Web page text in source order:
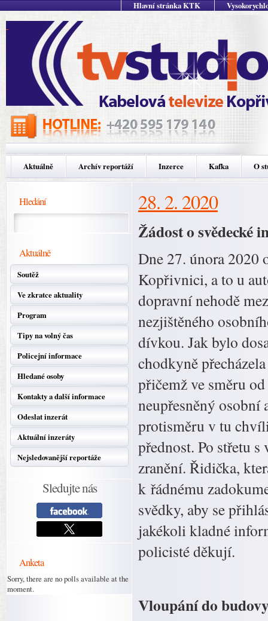
Hlavní stránka KTK
Aktuálně Archív reportáží Inzerce Kafka O
Hledání
Aktuálně
Soutěž
Ve zkratce aktuality
Program
Tipy na volný čas
Policejní informace
Hledané osoby
Kontakty a další informace
Odeslat inzerát
Aktuální inzeráty
Nejsledovanější reportáže
Sledujte nás
Anketa
Sorry, there are no polls available at the
moment.
28. 2. 2020
Žádost o svědecké
Dne 27. února 2020
Kopřivnici, a to u
dopravní nehodě
nezjištěného
dívkou. Jak bylo
chodkyně
přičemž ve směru
neupřesněný
protisměru v tu
přednost. Po střetu
zranění. Řidička,
k řádnému
svědky, aby se
jakékoli kladné
policisté děkují.
Vloupání do